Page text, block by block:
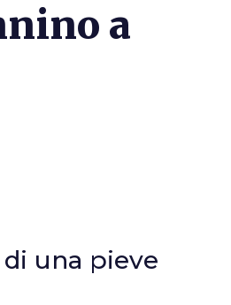
a
una pieve